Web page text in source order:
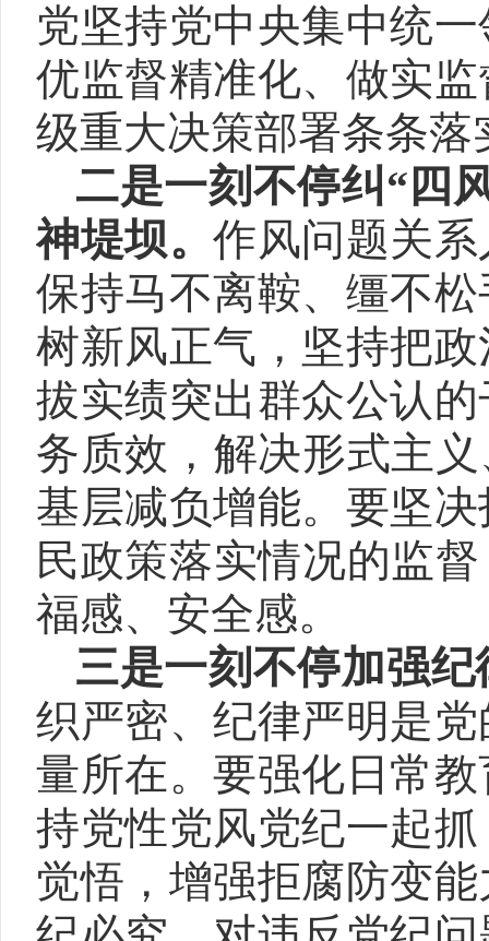
党坚持党中央集中统
优监督精准化、做实
级重大决策部署条条
二是一刻不停纠“四
神堤坝。作风问题关
保持马不离鞍、缰不
树新风正气，坚持把
拔实绩突出群众公认
务质效，解决形式主
基层减负增能。要坚
民政策落实情况的监
福感、安全感。
三是一刻不停加强
织严密、纪律严明是
量所在。要强化日常
持党性党风党纪一起
觉悟，增强拒腐防变